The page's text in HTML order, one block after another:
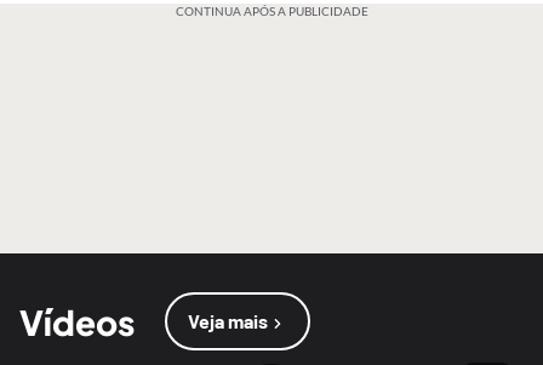
CONTINUA APÓS A PUBLICIDADE
Vídeos Veja mais